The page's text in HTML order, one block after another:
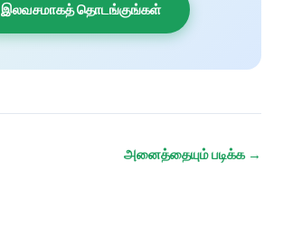
இலவசமாகத் தொடங்குங்கள்
அனைத்தையும் படிக்க →